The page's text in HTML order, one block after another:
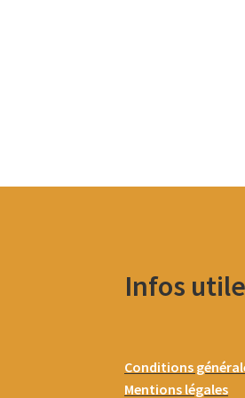
Infos
Conditions
Mentions légales